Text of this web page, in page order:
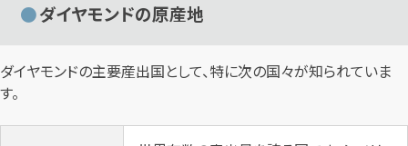
ダイヤモンドの原産地
ダイヤモンドの主要産出国として、特に次の国々が知られていま
す。